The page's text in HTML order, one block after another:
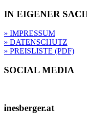
IN EIGENER
» IMPRESSUM
» DATENSCHUTZ
» PREISLISTE (PDF)
SOCIAL MEDIA
inesberger.at